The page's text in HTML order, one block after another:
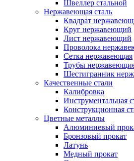
Швеллер стальной
Нержавеющая сталь
Квадрат
Круг нержавеющий
Лист нержавеющий
Проволока
Сетка нержавеющая
Трубы
Шестигранник
Качественные стали
Калибровка
Инструментальная
Конструкционная
Цветные металлы
Алюминиевый
Бронзовый прокат
Латунь
Медный прокат